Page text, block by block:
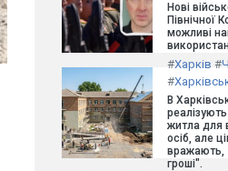
Нові
Північної
можливі
#Харків #
#
В
житла для
осіб, але
вражають,
гроші".